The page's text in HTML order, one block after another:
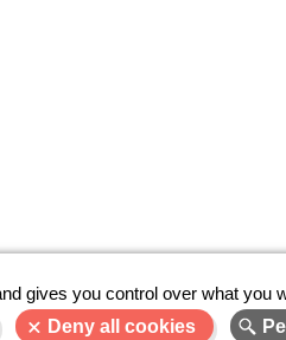
gives you control over what you
Deny all cookies